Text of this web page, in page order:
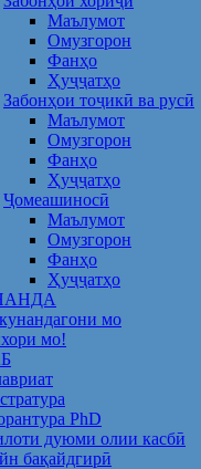
Маълумот
Омузгорон
Фанҳо
Ҳуҷҷатҳо
Забонҳои тоҷикӣ ва русӣ
Маълумот
Омузгорон
Фанҳо
Ҳуҷҷатҳо
Ҷомеашиносӣ
Маълумот
Омузгорон
Фанҳо
Ҳуҷҷатҳо
мо
мо!
PhD
дуюми олии касбӣ
бақайдгирӣ